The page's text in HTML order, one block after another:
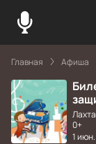
Главная Афиша
0+
1